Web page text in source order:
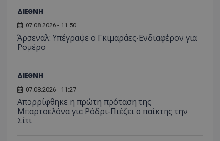
ΔΙΕΘΝΗ
07.08.2026 - 11:50
Άρσεναλ: Υπέγραψε ο Γκιμαράες-Ενδιαφέρον για
Ρομέρο
ΔΙΕΘΝΗ
07.08.2026 - 11:27
Απορρίφθηκε η πρώτη πρόταση της
Μπαρτσελόνα για Ρόδρι-Πιέζει ο παίκτης την
Σίτι